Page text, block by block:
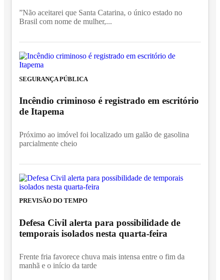
”Não aceitarei que Santa Catarina, o único estado no
Brasil com nome de mulher,...
SEGURANÇA PÚBLICA
Incêndio criminoso é registrado em escritório
de Itapema
Próximo ao imóvel foi localizado um galão de gasolina
parcialmente cheio
PREVISÃO DO TEMPO
Defesa Civil alerta para possibilidade de
temporais isolados nesta quarta-feira
Frente fria favorece chuva mais intensa entre o fim da
manhã e o início da tarde